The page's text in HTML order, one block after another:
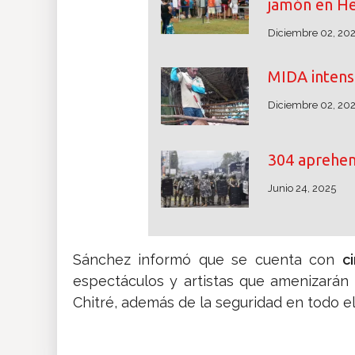
jamón en
Diciembre 02,
MIDA
Diciembre 02,
304
Junio 24, 2025
Sánchez informó que se cuenta con
espectáculos y artistas que
Chitré, además de la seguridad en todo